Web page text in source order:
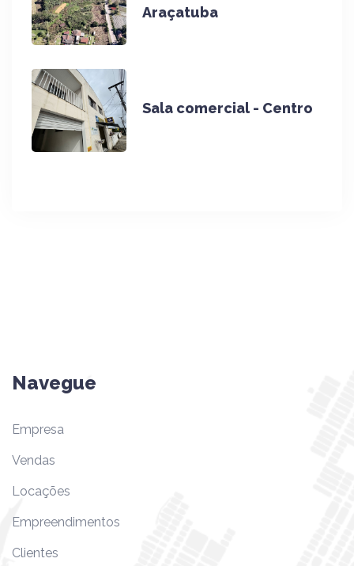
Araçatuba
Sala comercial - Centro
Navegue
Empresa
Vendas
Locações
Empreendimentos
Clientes